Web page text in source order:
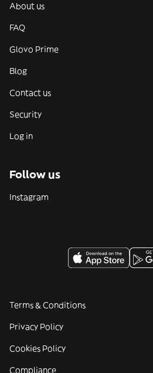
About us
FAQ
Glovo Prime
Blog
Contact us
Security
Log in
Follow us
Instagram
Terms & Conditions
Privacy Policy
Cookies Policy
Compliance